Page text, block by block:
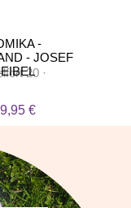
-
- JOSEF
20 ·
€